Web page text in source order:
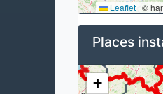
Leaflet | ©
Places
+